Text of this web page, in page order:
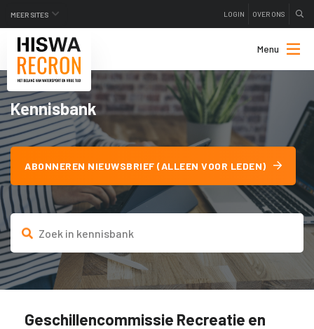
MEER SITES LOGIN OVER ONS
Menu
Kennisbank
ABONNEREN NIEUWSBRIEF (ALLEEN VOOR LEDEN)
Geschillencommissie Recreatie en